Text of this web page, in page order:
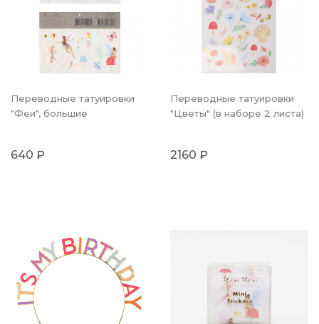
Переводные татуировки
"Феи", большие
640 ₽
Переводные татуировки
"Цветы" (в наборе 2 листа)
2160 ₽